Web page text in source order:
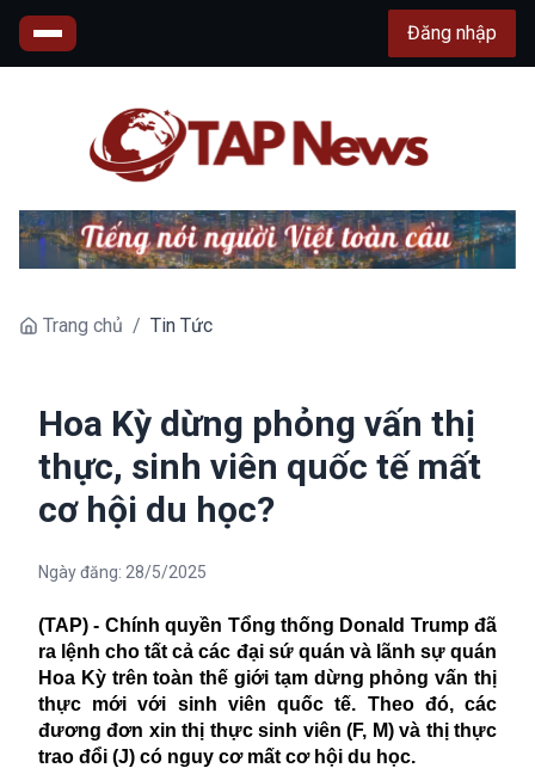
Đăng nhập
Trang chủ / Tin Tức
Hoa Kỳ dừng phỏng vấn thị
thực, sinh viên quốc tế mất
cơ hội du học?
Ngày đăng: 28/5/2025
(TAP) - Chính quyền Tổng thống Donald Trump đã
ra lệnh cho tất cả các đại sứ quán và lãnh sự quán
Hoa Kỳ trên toàn thế giới tạm dừng phỏng vấn thị
thực mới với sinh viên quốc tế. Theo đó, các
đương đơn xin thị thực sinh viên (F, M) và thị thực
trao đổi (J) có nguy cơ mất cơ hội du học.